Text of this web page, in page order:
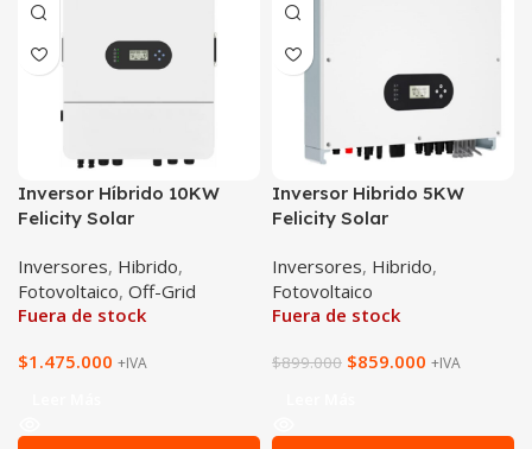
Inversor Híbrido 10KW
Felicity Solar
Inversores, Hibrido,
Fotovoltaico, Off-Grid
Fuera de stock
$1.475.000 +IVA
Inversor Hibrido 5KW
Felicity Solar
Inversores, Hibrido,
Fotovoltaico
Fuera de stock
$899.000 $859.000 +IVA